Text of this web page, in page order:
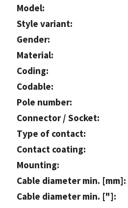
Model:
Style variant:
Gender:
Material:
Coding:
Codable:
Pole number:
Connector / Socket:
Type of contact:
Contact coating:
Mounting:
Cable diameter min. [mm]:
Cable diameter min. ["]: